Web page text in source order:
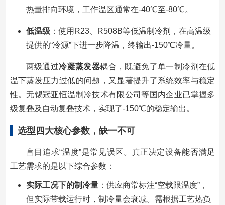
热量排向环境，工作温区通常在-40℃至-80℃。
低温级：使用R23、R508B等低温制冷剂，在高温级
提供的“冷源”下进一步降温，终输出-150℃冷量。
两级通过冷凝蒸发器耦合，既避免了单一制冷剂在低
温下蒸发压力过低的问题，又显著提升了系统效率与稳定
性。无锡冠亚恒温制冷技术有限公司等国内企业已掌握多
级复叠及自动复叠技术，实现了-150℃的稳定输出。
选型四大核心参数，缺一不可
盲目追求“温度”是常见误区。真正决定设备能否满足
工艺需求的是以下综合参数：
实际工况下的制冷量：供应商常标注“空载限温度”，
但实际带载运行时，制冷量会衰减。需根据工艺热负